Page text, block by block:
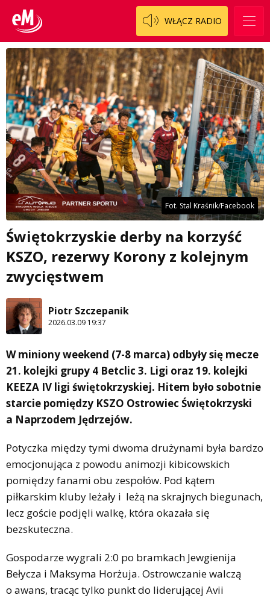
WŁĄCZ RADIO
Fot. Stal Kraśnik/Facebook
Świętokrzyskie derby na korzyść
KSZO, rezerwy Korony z kolejnym
zwycięstwem
Piotr Szczepanik
2026.03.09 19:37
W miniony weekend (7-8 marca) odbyły się mecze
21. kolejki grupy 4 Betclic 3. Ligi oraz 19. kolejki
KEEZA IV ligi świętokrzyskiej. Hitem było sobotnie
starcie pomiędzy KSZO Ostrowiec Świętokrzyski
a Naprzodem Jędrzejów.
Potyczka między tymi dwoma drużynami była bardzo
emocjonująca z powodu animozji kibicowskich
pomiędzy fanami obu zespołów. Pod kątem
piłkarskim kluby leżały i leżą na skrajnych biegunach,
lecz goście podjęli walkę, która okazała się
bezskuteczna.
Gospodarze wygrali 2:0 po bramkach Jewgienija
Bełycza i Maksyma Horżuja. Ostrowczanie walczą
o awans, tracąc tylko punkt do liderującej Avii